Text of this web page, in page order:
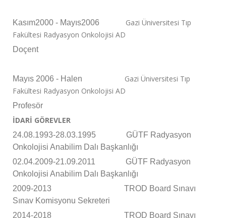
Kasım2000 - Mayıs2006 Gazi Üniversitesi Tıp
Fakültesi Radyasyon Onkolojisi AD
Doçent
Mayıs 2006 - Halen Gazi Üniversitesi Tıp
Fakültesi Radyasyon Onkolojisi AD
Profesör
İDARİ GÖREVLER
24.08.1993-28.03.1995 GÜTF Radyasyon
Onkolojisi Anabilim Dalı Başkanlığı
02.04.2009-21.09.2011 GÜTF Radyasyon
Onkolojisi Anabilim Dalı Başkanlığı
2009-2013 TROD Board Sınavı
Sınav Komisyonu Sekreteri
2014-2018 TROD Board Sınavı